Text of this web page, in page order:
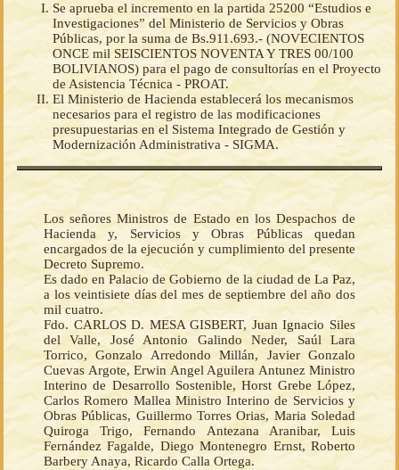
Se aprueba el incremento en la partida 25200 “Estudios e
Investigaciones” del Ministerio de Servicios y Obras
Públicas, por la suma de Bs.911.693.- (NOVECIENTOS
ONCE mil SEISCIENTOS NOVENTA Y TRES 00/100
BOLIVIANOS) para el pago de consultorías en el Proyecto
de Asistencia Técnica - PROAT.
El Ministerio de Hacienda establecerá los mecanismos
necesarios para el registro de las modificaciones
presupuestarias en el Sistema Integrado de Gestión y
Modernización Administrativa - SIGMA.
Los señores Ministros de Estado en los Despachos de
Hacienda y, Servicios y Obras Públicas quedan
encargados de la ejecución y cumplimiento del presente
Decreto Supremo.
Es dado en Palacio de Gobierno de la ciudad de La Paz,
a los veintisiete días del mes de septiembre del año dos
mil cuatro.
Fdo. CARLOS D. MESA GISBERT, Juan Ignacio Siles
del Valle, José Antonio Galindo Neder, Saúl Lara
Torrico, Gonzalo Arredondo Millán, Javier Gonzalo
Cuevas Argote, Erwin Angel Aguilera Antunez Ministro
Interino de Desarrollo Sostenible, Horst Grebe López,
Carlos Romero Mallea Ministro Interino de Servicios y
Obras Públicas, Guillermo Torres Orias, Maria Soledad
Quiroga Trigo, Fernando Antezana Aranibar, Luis
Fernández Fagalde, Diego Montenegro Ernst, Roberto
Barbery Anaya, Ricardo Calla Ortega.